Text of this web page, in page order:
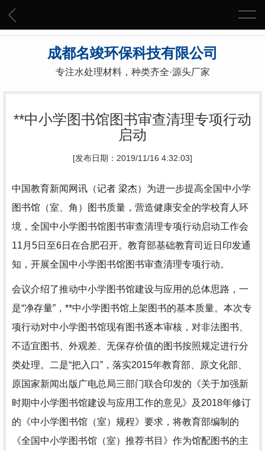
成都名竣环保科技有限公司
专注水处理材料，种类齐全·源头厂家
**中小学图书馆图书审查清理专项行动
启动
[发布日期：2019/11/16 4:32:03]
中国教育新闻网讯（记者 梁杰）为进一步提高全国中小学
图书馆（室、角）图书质量，营造健康安全的学校育人环
境，全国中小学图书馆图书审查清理专项行动启动工作会
11月5日至6日在合肥召开。教育部基础教育司近日印发通
知，开展全国中小学图书馆图书审查清理专项行动。
会议介绍了推动中小学图书馆建设与应用的总体思路，一
是“净存量”，**中小学图书馆上架图书的基本质量。本次专
项行动对中小学图书馆现有图书逐本审核，对非法图书、
不适宜图书、外观差、无保存价值的图书按照规定进行分
类处理。二是“把入口”，落实2015年教育部、原文化部、
原国家新闻出版广电总局三部门联合印发的《关于加强新
时期中小学图书馆建设与应用工作的意见》及2018年修订
的《中小学图书馆（室）规程》要求，将教育部编制的
《全国中小学图书馆（室）推荐书目》作为馆配图书的主